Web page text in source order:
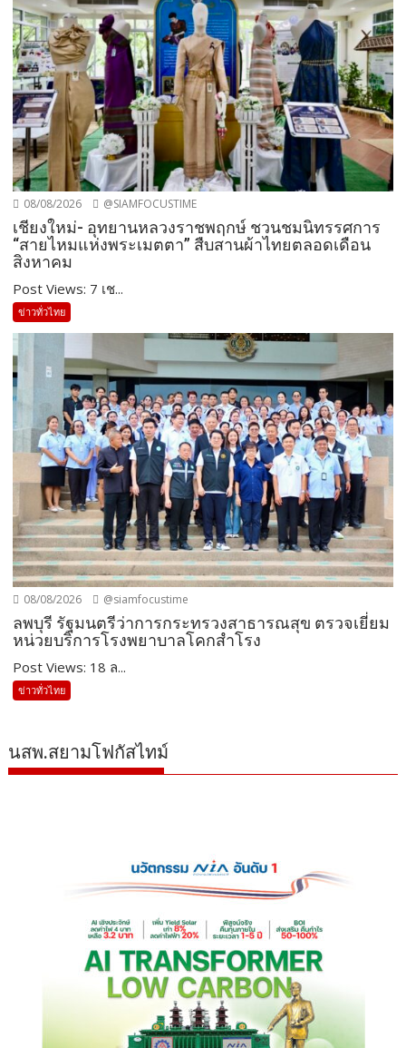
08/08/2026 @SIAMFOCUSTIME
เชียงใหม่- อุทยานหลวงราชพฤกษ์ ชวนชมนิทรรศการ
“สายไหมแห่งพระเมตตา” สืบสานผ้าไทยตลอดเดือน
สิงหาคม
Post Views: 7 เช...
ข่าวทั่วไทย
08/08/2026 @siamfocustime
ลพบุรี รัฐมนตรีว่าการกระทรวงสาธารณสุข ตรวจเยี่ยม
หน่วยบริการโรงพยาบาลโคกสำโรง
Post Views: 18 ล...
ข่าวทั่วไทย
นสพ.สยามโฟกัสไทม์